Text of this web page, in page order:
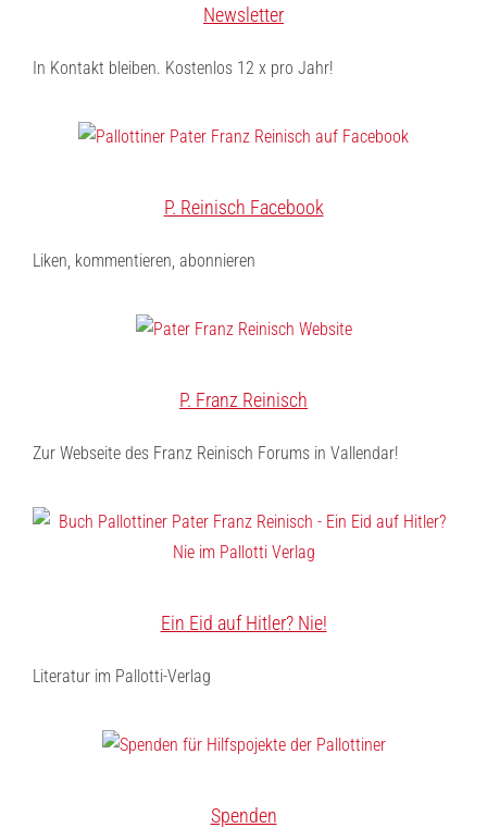
Newsletter
In Kontakt bleiben. Kostenlos 12 x pro Jahr!
P. Reinisch Facebook
Liken, kommentieren, abonnieren
P. Franz Reinisch
Zur Webseite des Franz Reinisch Forums in Vallendar!
Ein Eid auf Hitler? Nie!
Literatur im Pallotti-Verlag
Spenden